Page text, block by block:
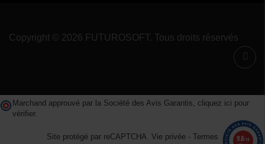
Copyright © 2026 FUTUROSOFT. Tous droits réservés
Marchand approuvé par la Société des Avis Garantis, cliquez ici pour
vérifier.
Site protégé par reCAPTCHA. Vie privée - Termes 9.8/10